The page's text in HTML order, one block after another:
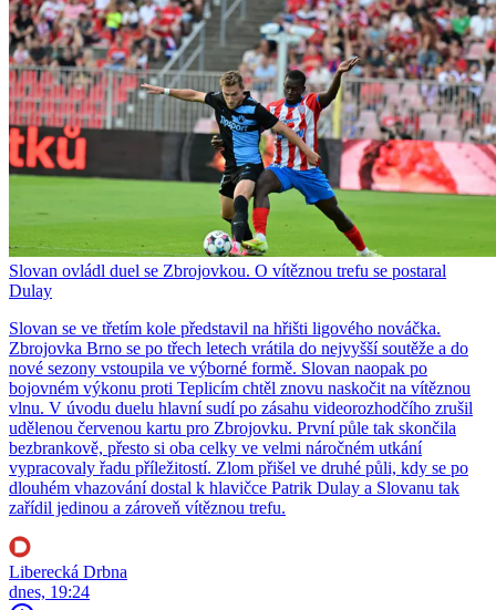
Slovan ovládl duel se Zbrojovkou. O vítěznou trefu se postaral
Dulay
Slovan se ve třetím kole představil na hřišti ligového nováčka.
Zbrojovka Brno se po třech letech vrátila do nejvyšší soutěže a do
nové sezony vstoupila ve výborné formě. Slovan naopak po
bojovném výkonu proti Teplicím chtěl znovu naskočit na vítěznou
vlnu. V úvodu duelu hlavní sudí po zásahu videorozhodčího zrušil
udělenou červenou kartu pro Zbrojovku. První půle tak skončila
bezbrankově, přesto si oba celky ve velmi náročném utkání
vypracovaly řadu příležitostí. Zlom přišel ve druhé půli, kdy se po
dlouhém vhazování dostal k hlavičce Patrik Dulay a Slovanu tak
zařídil jedinou a zároveň vítěznou trefu.
Liberecká Drbna
dnes, 19:24